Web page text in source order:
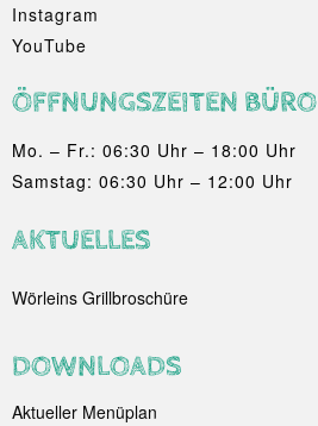
Instagram
YouTube
ÖFFNUNGSZEITEN BÜRO
Mo. – Fr.: 06:30 Uhr – 18:00 Uhr
Samstag: 06:30 Uhr – 12:00 Uhr
AKTUELLES
Wörleins Grillbroschüre
DOWNLOADS
Aktueller Menüplan